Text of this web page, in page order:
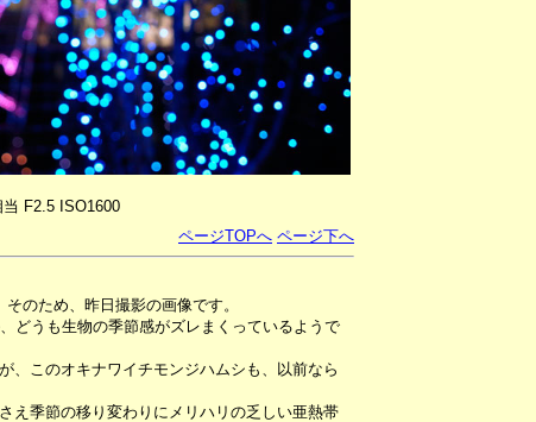
F2.5 ISO1600
ページTOPへ ページ下へ
のため、昨日撮影の画像です。
どうも生物の季節感がズレまくっているようで
、このオキナワイチモンジハムシも、以前なら
え季節の移り変わりにメリハリの乏しい亜熱帯